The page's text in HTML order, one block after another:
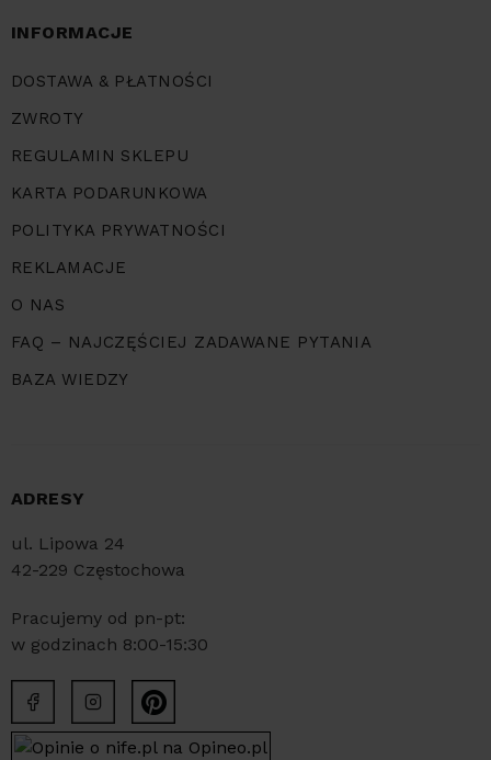
INFORMACJE
DOSTAWA & PŁATNOŚCI
ZWROTY
REGULAMIN SKLEPU
KARTA PODARUNKOWA
POLITYKA PRYWATNOŚCI
REKLAMACJE
O NAS
FAQ – NAJCZĘŚCIEJ ZADAWANE PYTANIA
BAZA WIEDZY
ADRESY
ul. Lipowa 24
42-229 Częstochowa
Pracujemy od pn-pt:
w godzinach 8:00-15:30